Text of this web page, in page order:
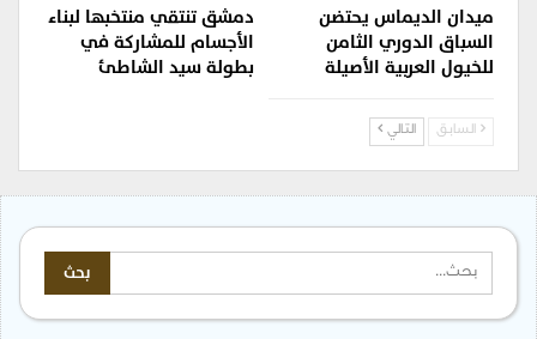
ميدان الديماس يحتضن
السباق الدوري الثامن
للخيول العربية الأصيلة
دمشق تنتقي منتخبها لبناء
الأجسام للمشاركة في
بطولة سيد الشاطئ
السابق التالي